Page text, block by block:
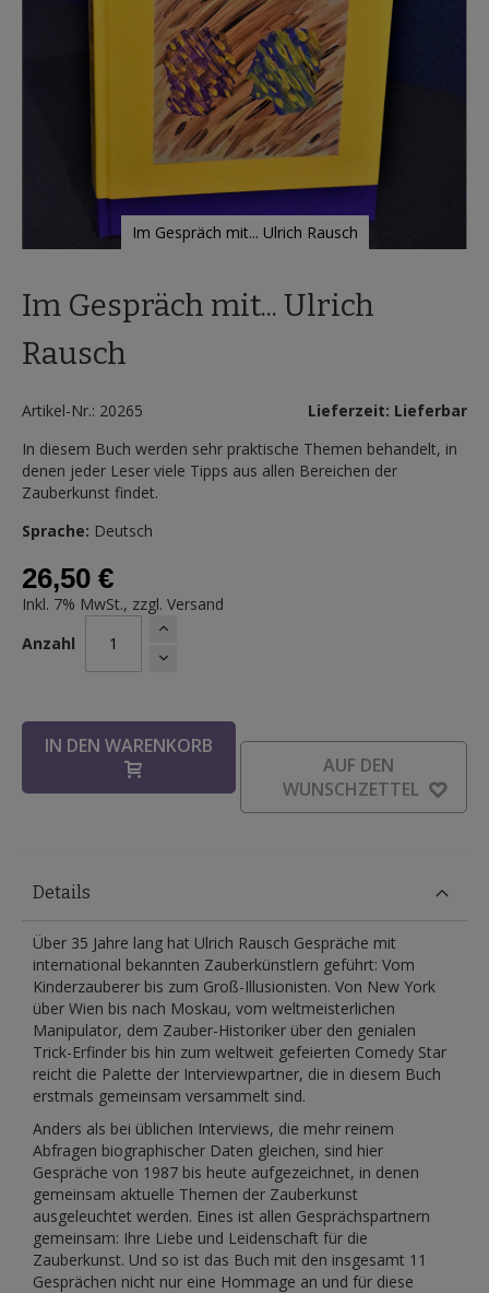
Im Gespräch mit... Ulrich Rausch
der
springen
Im Gespräch mit... Ulrich
Rausch
Artikel-Nr.: 20265
Lieferzeit: Lieferbar
In diesem Buch werden sehr praktische Themen behandelt, in
denen jeder Leser viele Tipps aus allen Bereichen der
Zauberkunst findet.
Sprache: Deutsch
26,50 €
Inkl. 7% MwSt., zzgl. Versand
Anzahl
IN DEN WARENKORB
AUF DEN
WUNSCHZETTEL
Details
Über 35 Jahre lang hat Ulrich Rausch Gespräche mit
international bekannten Zauberkünstlern geführt: Vom
Kinderzauberer bis zum Groß-Illusionisten. Von New York
über Wien bis nach Moskau, vom weltmeisterlichen
Manipulator, dem Zauber-Historiker über den genialen
Trick-Erfinder bis hin zum weltweit gefeierten Comedy Star
reicht die Palette der Interviewpartner, die in diesem Buch
erstmals gemeinsam versammelt sind.
Anders als bei üblichen Interviews, die mehr reinem
Abfragen biographischer Daten gleichen, sind hier
Gespräche von 1987 bis heute aufgezeichnet, in denen
gemeinsam aktuelle Themen der Zauberkunst
ausgeleuchtet werden. Eines ist allen Gesprächspartnern
gemeinsam: Ihre Liebe und Leidenschaft für die
Zauberkunst. Und so ist das Buch mit den insgesamt 11
Gesprächen nicht nur eine Hommage an und für diese